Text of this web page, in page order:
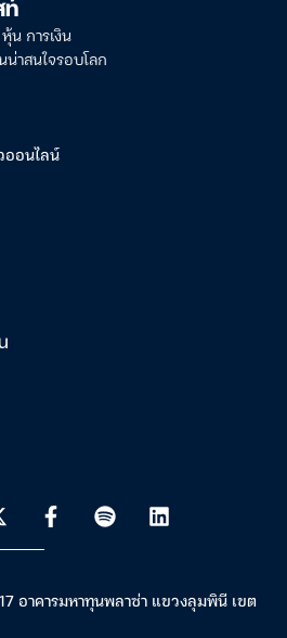
ท์
น การเงิน
น่าสนใจรอบโลก
อนไลน์
อาคารมหาทุนพลาซ่า แขวงลุมพินี เขต